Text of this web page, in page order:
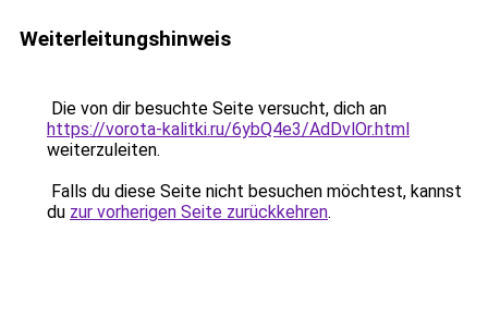
Weiterleitungshinweis
Die von dir besuchte Seite versucht, dich an
https://vorota-kalitki.ru/6ybQ4e3/AdDvlOr.html
weiterzuleiten.
Falls du diese Seite nicht besuchen möchtest, kannst
du zur vorherigen Seite zurückkehren.